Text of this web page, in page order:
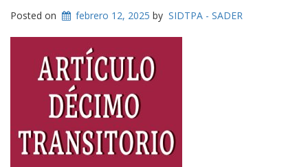
Posted on febrero 12, 2025 by SIDTPA - SADER